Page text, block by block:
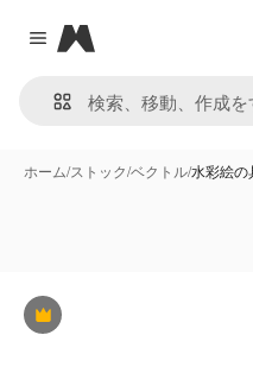
Close menu
Magnific
ホーム/ストック/ベクトル/水彩絵
Premium